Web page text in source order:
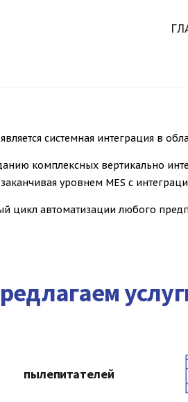
системная интеграция в
комплексных вертикально
уровнем MES с
цикл автоматизации любого
пылепитателей